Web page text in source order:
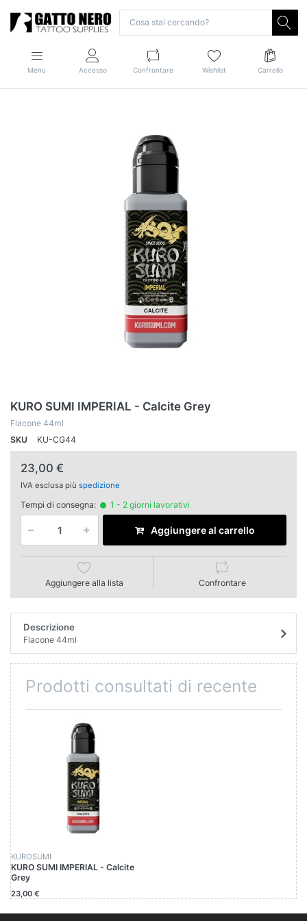
Menu Accesso Confrontare Wishlist Carrello
KURO SUMI IMPERIAL - Calcite Grey
Flacone 44ml
SKU
KU-CG44
23,00 €
IVA esclusa più spedizione
Tempi di consegna: 1 - 2 giorni lavorativi
Aggiungere al carrello
Aggiungere alla lista Confrontare
Descrizione
Flacone 44ml
Prodotti consultati di recente
KUROSUMI
KURO SUMI IMPERIAL - Calcite
Grey
23,00 €